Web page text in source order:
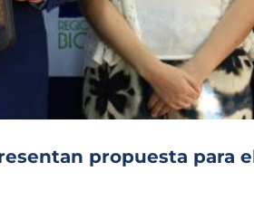
Sonoro
propuesta para